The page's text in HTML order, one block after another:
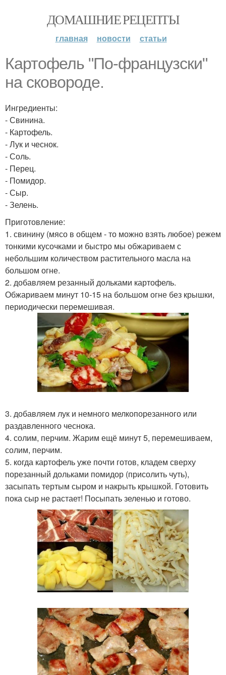
ДОМАШНИЕ РЕЦЕПТЫ
главная новости статьи
Картофель "По-французски"
на сковороде.
Ингредиенты:
- Свинина.
- Картофель.
- Лук и чеснок.
- Соль.
- Перец.
- Помидор.
- Сыр.
- Зелень.
Приготовление:
1. свинину (мясо в общем - то можно взять любое) режем
тонкими кусочками и быстро мы обжариваем с
небольшим количеством растительного масла на
большом огне.
2. добавляем резанный дольками картофель.
Обжариваем минут 10-15 на большом огне без крышки,
периодически перемешивая.
3. добавляем лук и немного мелкопорезанного или
раздавленного чеснока.
4. солим, перчим. Жарим ещё минут 5, перемешиваем,
солим, перчим.
5. когда картофель уже почти готов, кладем сверху
порезанный дольками помидор (присолить чуть),
засыпать тертым сыром и накрыть крышкой. Готовить
пока сыр не растает! Посыпать зеленью и готово.